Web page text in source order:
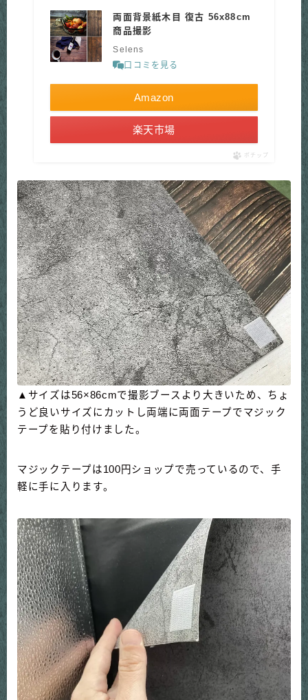
両面背景紙木目 復古 56x88cm
商品撮影
Selens
口コミを見る
Amazon
楽天市場
ポチップ
▲サイズは56×86cmで撮影ブースより大きいため、ちょ
うど良いサイズにカットし両端に両面テープでマジック
テープを貼り付けました。
マジックテープは100円ショップで売っているので、手
軽に手に入ります。